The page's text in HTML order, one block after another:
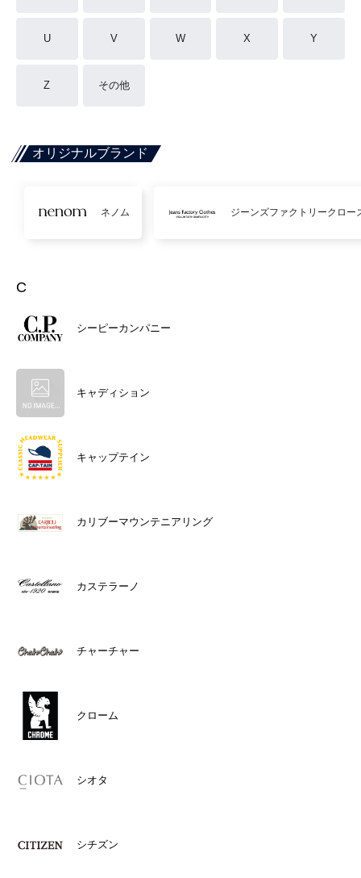
U V W X Y
Z その他
オリジナルブランド
ネノム ジーンズファクトリークロー
C
シーピーカンパニー
キャディション
キャップテイン
カリブーマウンテニアリング
カステラーノ
チャーチャー
クローム
シオタ
シチズン